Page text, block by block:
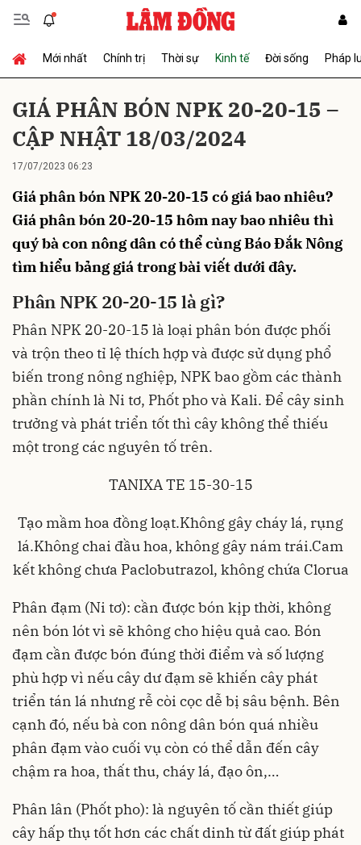
Mới nhất Chính trị Thời sự Kinh tế Đời sống Pháp
GIÁ PHÂN BÓN NPK 20-20-15 –
CẬP NHẬT 18/03/2024
17/07/2023 06:23
Giá phân bón NPK 20-20-15 có giá bao nhiêu?
Giá phân bón 20-20-15 hôm nay bao nhiêu thì
quý bà con nông dân có thể cùng Báo Đắk Nông
tìm hiểu bảng giá trong bài viết dưới đây.
Phân NPK 20-20-15 là gì?
Phân NPK 20-20-15 là loại phân bón được phối
và trộn theo tỉ lệ thích hợp và được sử dụng phổ
biến trong nông nghiệp, NPK bao gồm các thành
phần chính là Ni tơ, Phốt pho và Kali. Để cây sinh
trưởng và phát triển tốt thì cây không thể thiếu
một trong các nguyên tố trên.
TANIXA TE 15-30-15
Tạo mầm hoa đồng loạt.Không gây cháy lá, rụng
lá.Không chai đầu hoa, không gây nám trái.Cam
kết không chưa Paclobutrazol, không chứa Clorua
Phân đạm (Ni tơ): cần được bón kịp thời, không
nên bón lót vì sẽ không cho hiệu quả cao. Bón
đạm cần được bón đúng thời điểm và số lượng
phù hợp vì nếu cây dư đạm sẽ khiến cây phát
triển tán lá nhưng rễ còi cọc dễ bị sâu bệnh. Bên
cạnh đó, nếu bà con nông dân bón quá nhiều
phân đạm vào cuối vụ còn có thể dẫn đến cây
chậm ra hoa, thất thu, cháy lá, đạo ôn,…
Phân lân (Phốt pho): là nguyên tố cần thiết giúp
cây hấp thụ tốt hơn các chất dinh từ đất giúp phát
Gửi bình luận
Hủy Gửi